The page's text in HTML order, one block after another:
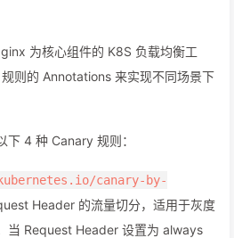
为核心组件的 K8S 负载均衡工
则的 Annotations 来实现不同场景下
4 种 Canary 规则：
canary-by-
Header 的流量切分，适用于灰度
当 Request Header 设置为 always